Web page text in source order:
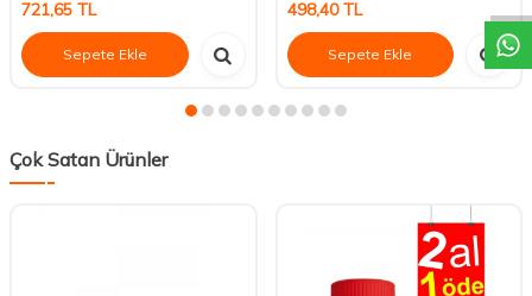
721,65 TL
Sepete Ekle
498,40TL
Sepete Ekle
Çok Satan Ürünler